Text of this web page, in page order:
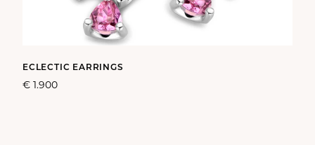
ECLECTIC EARRINGS
€ 1.900